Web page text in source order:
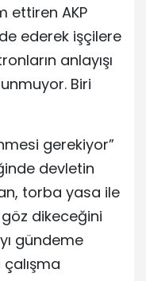
ettiren AKP
ederek işçilere
anlayışı
Biri
gerekiyor”
devletin
torba yasa ile
dikeceğini
gündeme
çalışma